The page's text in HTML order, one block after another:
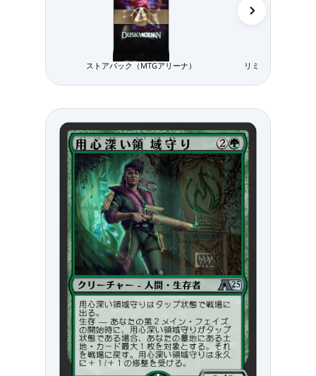
ストアパック（MTGアリーナ） リミテッド用パッ